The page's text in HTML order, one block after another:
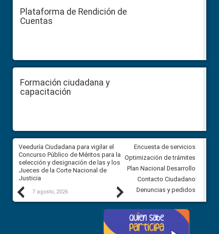
Plataforma de Rendición de
Cuentas
Formación ciudadana y
capacitación
Previous
Veeduría Ciudadana para vigilar el
Concurso Público de Méritos para la
selección y designación de las y los
Jueces de la Corte Nacional de
Justicia
7 agosto, 2026
Veeduría para realizar el
seguimiento de la gestión
Autónomo Descentralizado
parroquial rural de Calacalí
6 agosto, 2026
Next
Encuesta de servicios
Optimización de trámites
Plan Nacional Desarrollo
Contacto Ciudadano
Denuncias y pedidos